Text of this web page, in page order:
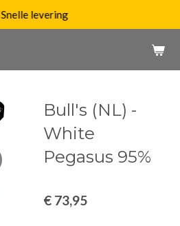
Snelle levering
Bull's (NL) -
White
Pegasus 95%
€ 73,95